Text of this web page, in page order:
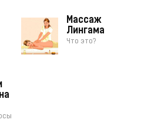
Массаж
Лингама
Что это?